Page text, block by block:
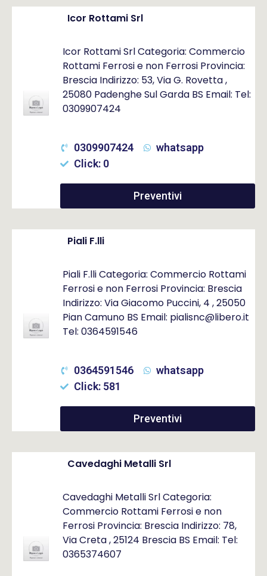
Icor Rottami Srl
Icor Rottami Srl Categoria: Commercio
Rottami Ferrosi e non Ferrosi Provincia:
Brescia Indirizzo: 53, Via G. Rovetta ,
25080 Padenghe Sul Garda BS Email: Tel:
0309907424
0309907424
whatsapp
Click: 0
Preventivi
Piali F.lli
Piali F.lli Categoria: Commercio Rottami
Ferrosi e non Ferrosi Provincia: Brescia
Indirizzo: Via Giacomo Puccini, 4 , 25050
Pian Camuno BS Email: pialisnc@libero.it
Tel: 0364591546
0364591546
whatsapp
Click: 581
Preventivi
Cavedaghi Metalli Srl
Cavedaghi Metalli Srl Categoria:
Commercio Rottami Ferrosi e non
Ferrosi Provincia: Brescia Indirizzo: 78,
Via Creta , 25124 Brescia BS Email: Tel:
0365374607